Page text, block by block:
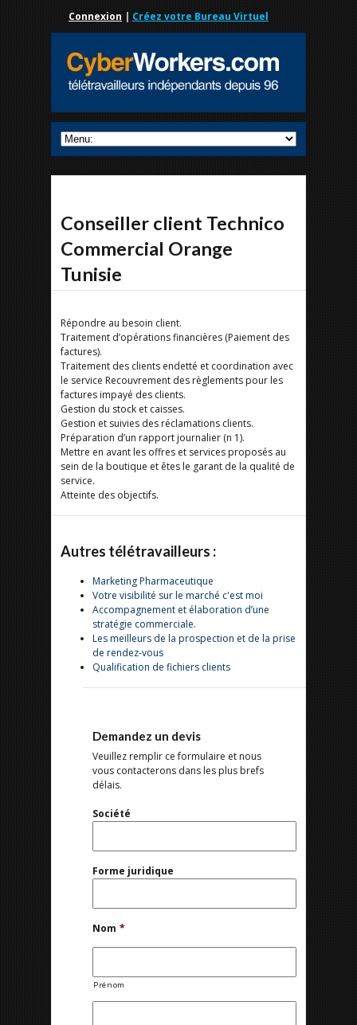
Connexion | Créez votre Bureau Virtuel
Conseiller client Technico
Commercial Orange
Tunisie
Répondre au besoin client.
Traitement d’opérations financières (Paiement des
factures).
Traitement des clients endetté et coordination avec
le service Recouvrement des règlements pour les
factures impayé des clients.
Gestion du stock et caisses.
Gestion et suivies des réclamations clients.
Préparation d’un rapport journalier (n 1).
Mettre en avant les offres et services proposés au
sein de la boutique et êtes le garant de la qualité de
service.
Atteinte des objectifs.
Autres télétravailleurs :
Marketing Pharmaceutique
Votre visibilité sur le marché c'est moi
Accompagnement et élaboration d’une
stratégie commerciale.
Les meilleurs de la prospection et de la prise
de rendez-vous
Qualification de fichiers clients
Demandez un devis
Veuillez remplir ce formulaire et nous
vous contacterons dans les plus brefs
délais.
Société
Forme juridique
Nom *
Prénom